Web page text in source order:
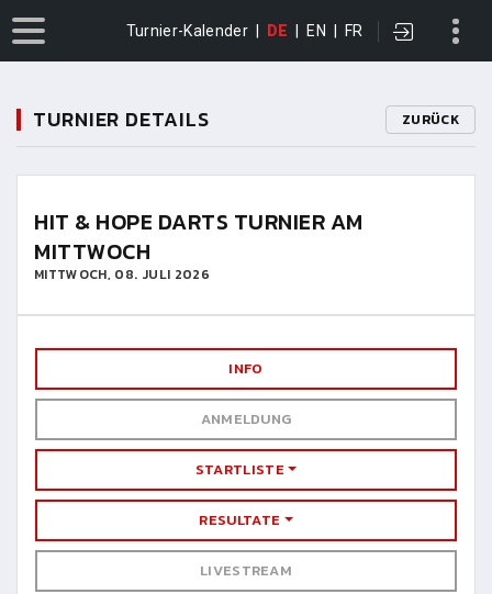
Turnier-Kalender DE EN FR
TURNIER DETAILS ZURÜCK
HIT & HOPE DARTS TURNIER AM
MITTWOCH
MITTWOCH, 08. JULI 2026
INFO
ANMELDUNG
STARTLISTE
RESULTATE
LIVESTREAM